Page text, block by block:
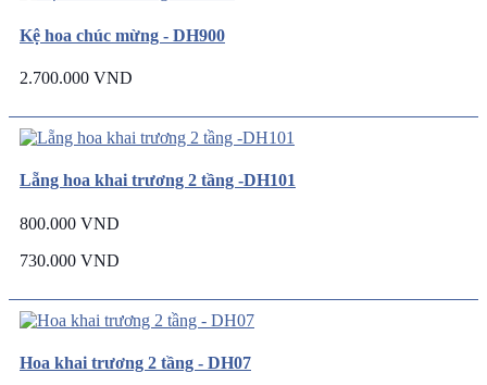
Kệ hoa chúc mừng - DH900
2.700.000 VND
Lẵng hoa khai trương 2 tầng -DH101
800.000 VND
730.000 VND
Hoa khai trương 2 tầng - DH07